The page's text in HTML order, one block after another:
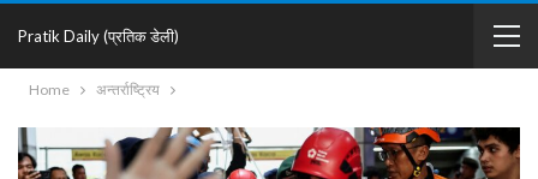
Pratik Daily (प्रतिक डेली)
Home अन्तर्राष्ट्रिय